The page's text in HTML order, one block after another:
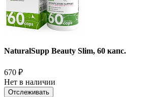
NaturalSupp Beauty Slim, 60 капс.
670 ₽
Нет в наличии
Отслеживать